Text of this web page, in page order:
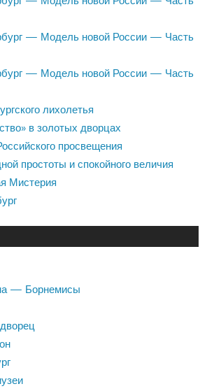
— Модель новой России — Часть
— Модель новой России — Часть
лихолетья
в золотых дворцах
просвещения
простоты и спокойного величия
Мистерия
— Борнемисы